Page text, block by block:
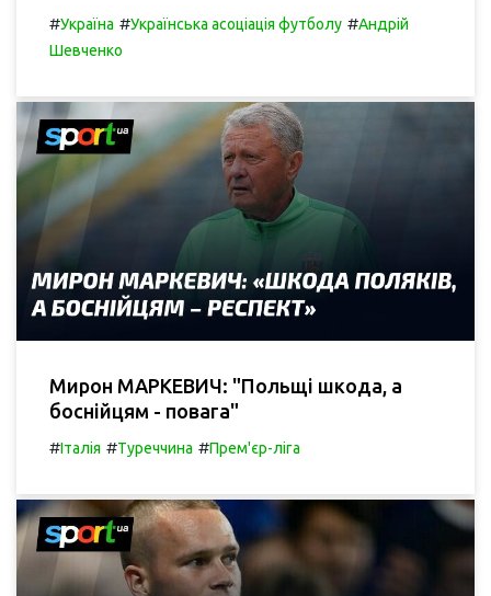
#Україна #Українська асоціація футболу #Андрій
Шевченко
Мирон МАРКЕВИЧ: "Польщі шкода, а
боснійцям - повага"
#Італія #Туреччина #Прем'єр-ліга